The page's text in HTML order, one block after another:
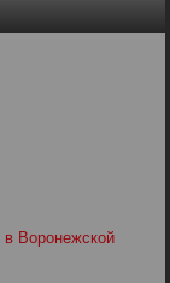
Воронежской